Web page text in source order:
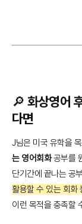
🔎 화상영어
다면
J님은 미국 유학을
는 영어회화공부를
단기간에 끝나는 공
활용할 수 있는 회화
이런 목적을 충족할